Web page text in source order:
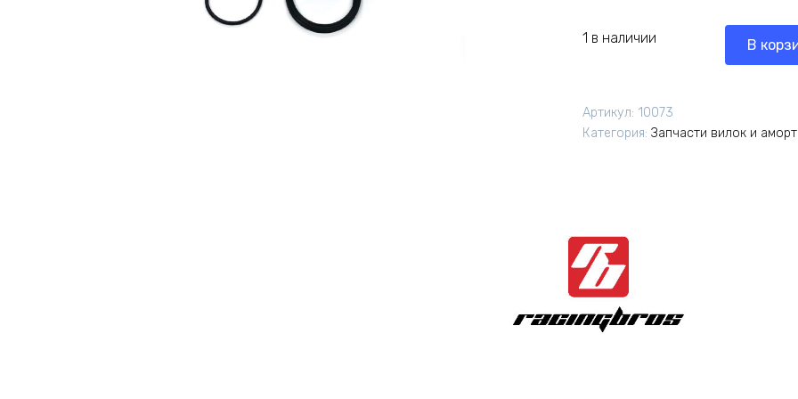
1 в наличии В
Артикул: 10073
Категория: Запчасти вилок и